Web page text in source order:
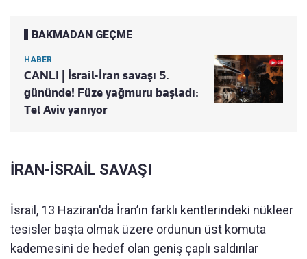
BAKMADAN GEÇME
HABER
CANLI | İsrail-İran savaşı 5.
gününde! Füze yağmuru başladı:
Tel Aviv yanıyor
İRAN-İSRAİL SAVAŞI
İsrail, 13 Haziran'da İran’ın farklı kentlerindeki nükleer
tesisler başta olmak üzere ordunun üst komuta
kademesini de hedef olan geniş çaplı saldırılar